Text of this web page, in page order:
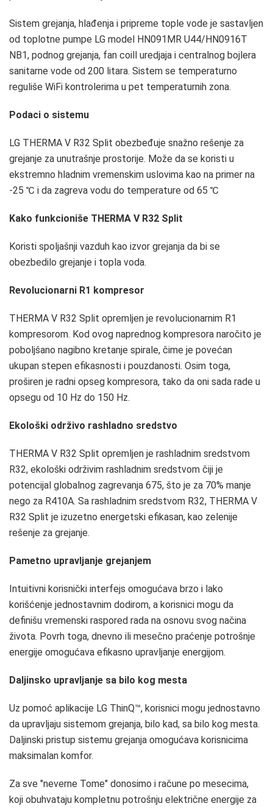
Sistem grejanja, hlađenja i pripreme tople vode je sastavljen
od toplotne pumpe LG model HN091MR U44/HN0916T
NB1, podnog grejanja, fan coill uredjaja i centralnog bojlera
sanitarne vode od 200 litara. Sistem se temperaturno
reguliše WiFi kontrolerima u pet temperaturnih zona.
Podaci o sistemu
LG THERMA V R32 Split obezbeđuje snažno rešenje za
grejanje za unutrašnje prostorije. Može da se koristi u
ekstremno hladnim vremenskim uslovima kao na primer na
-25 ℃ i da zagreva vodu do temperature od 65 ℃
Kako funkcioniše THERMA V R32 Split
Koristi spoljašnji vazduh kao izvor grejanja da bi se
obezbedilo grejanje i topla voda.
Revolucionarni R1 kompresor
THERMA V R32 Split opremljen je revolucionarnim R1
kompresorom. Kod ovog naprednog kompresora naročito je
poboljšano nagibno kretanje spirale, čime je povećan
ukupan stepen efikasnosti i pouzdanosti. Osim toga,
proširen je radni opseg kompresora, tako da oni sada rade u
opsegu od 10 Hz do 150 Hz.
Ekološki održivo rashladno sredstvo
THERMA V R32 Split opremljen je rashladnim sredstvom
R32, ekološki održivim rashladnim sredstvom čiji je
potencijal globalnog zagrevanja 675, što je za 70% manje
nego za R410A. Sa rashladnim sredstvom R32, THERMA V
R32 Split je izuzetno energetski efikasan, kao zelenije
rešenje za grejanje.
Pametno upravljanje grejanjem
Intuitivni korisnički interfejs omogućava brzo i lako
korišćenje jednostavnim dodirom, a korisnici mogu da
definišu vremenski raspored rada na osnovu svog načina
života. Povrh toga, dnevno ili mesečno praćenje potrošnje
energije omogućava efikasno upravljanje energijom.
Daljinsko upravljanje sa bilo kog mesta
Uz pomoć aplikacije LG ThinQ™, korisnici mogu jednostavno
da upravljaju sistemom grejanja, bilo kad, sa bilo kog mesta.
Daljinski pristup sistemu grejanja omogućava korisnicima
maksimalan komfor.
Za sve "neverne Tome" donosimo i račune po mesecima,
koji obuhvataju kompletnu potrošnju električne energije za